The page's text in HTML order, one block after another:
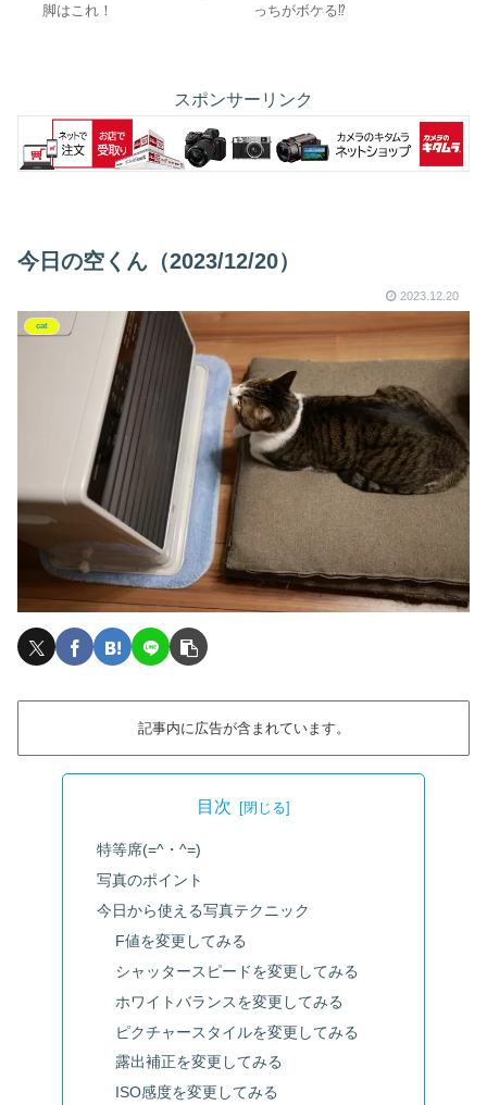
GORE-TEX』は全ての写真愛
RP』のISO感度は４万です！
スポンサーリンク
今日の空くん（2023/12/20）
2023.12.20
cat
記事内に広告が含まれています。
目次
特等席(=^・^=)
写真のポイント
今日から使える写真テクニック
F値を変更してみる
シャッタースピードを変更してみる
ホワイトバランスを変更してみる
ピクチャースタイルを変更してみる
露出補正を変更してみる
ISO感度を変更してみる